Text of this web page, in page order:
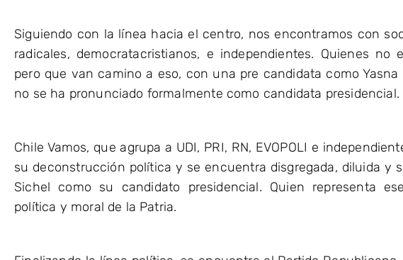
Siguiendo con la línea hacia el centro, nos encontramos con
radicales, democratacristianos, e independientes. Quienes no
pero que van camino a eso, con una pre candidata como
no se ha pronunciado formalmente como candidata presidencial.
Chile Vamos, que agrupa a UDI, PRI, RN, EVOPOLI e
su deconstrucción política y se encuentra disgregada, diluida y
Sichel como su candidato presidencial. Quien representa
política y moral de la Patria.